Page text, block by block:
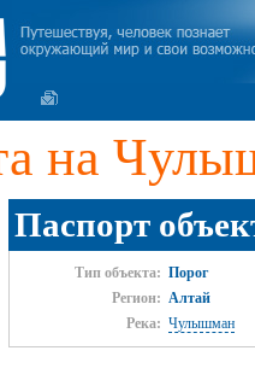
на
Паспорт
Тип объекта: Порог
Регион: Алтай
Река: Чулышман